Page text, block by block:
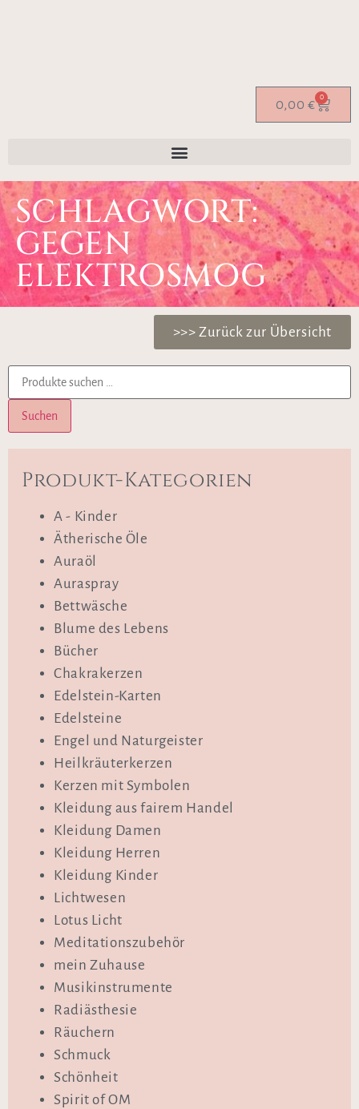
0,00 € 0
SCHLAGWORT:
GEGEN
ELEKTROSMOG
>>> Zurück zur Übersicht
Suchen
Produkt-Kategorien
A - Kinder
Ätherische Öle
Auraöl
Auraspray
Bettwäsche
Blume des Lebens
Bücher
Chakrakerzen
Edelstein-Karten
Edelsteine
Engel und Naturgeister
Heilkräuterkerzen
Kerzen mit Symbolen
Kleidung aus fairem Handel
Kleidung Damen
Kleidung Herren
Kleidung Kinder
Lichtwesen
Lotus Licht
Meditationszubehör
mein Zuhause
Musikinstrumente
Radiästhesie
Räuchern
Schmuck
Schönheit
Spirit of OM